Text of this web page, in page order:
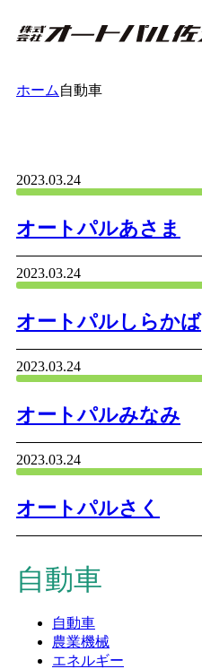
ホーム 自動車
2023.03.24
オートパルあさま
2023.03.24
オートパルしらかば
2023.03.24
オートパルみなみ
2023.03.24
オートパルさく
自動車
自動車
農業機械
エネルギー